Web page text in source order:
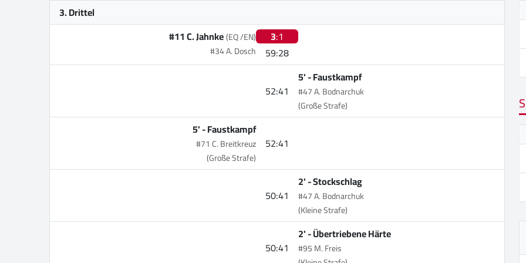
3. Drittel
3:1
59:28
#11 C. Jahnke(EQ /EN)
#34 A. Dosch
52:41
5' -Faustkampf
#47 A. Bodnarchuk
(Große Strafe)
52:41
5' -Faustkampf
#71 C. Breitkreuz
(Große Strafe)
50:41
2' -Stockschlag
#47 A. Bodnarchuk
(Kleine Strafe)
50:41
2' -Übertriebene Härte
#95 M. Freis